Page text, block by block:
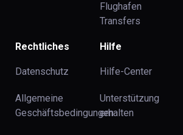
Flughafen
Transfers
Rechtliches
Datenschutz
Allgemeine
Geschäftsbedingungen
Hilfe
Hilfe-Center
Unterstützung
erhalten